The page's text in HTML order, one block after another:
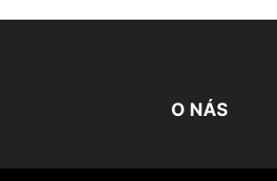
O NÁS